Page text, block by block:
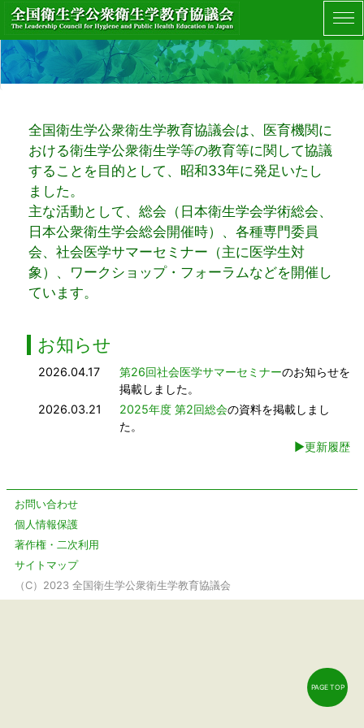
全国衛生学公衆衛生学教育協議会は、医育機関に
おける衛生学公衆衛生学等の教育等に関して協議
することを目的として、昭和33年に発足いたし
ました。
主な活動として、総会（日本衛生学会学術総会、
日本公衆衛生学会総会開催時）、各種専門委員
会、社会医学サマーセミナー（主に医学生対
象）、ワークショップ・フォーラムなどを開催し
ています。
お知らせ
2026.04.17 第26回社会医学サマーセミナーのお知らせを
掲載しました。
2026.03.21
2025年度 第2回総会の資料を掲載しまし
た。
▶更新履歴
お問い合わせ
個人情報保護
著作権・二次利用
サイトマップ
（C）2023 全国衛生学公衆衛生学教育協議会
PAGE TOP